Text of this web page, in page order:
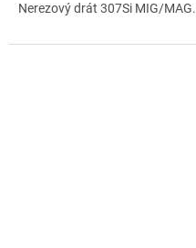
Nerezový drát 307Si MIG/MAG.